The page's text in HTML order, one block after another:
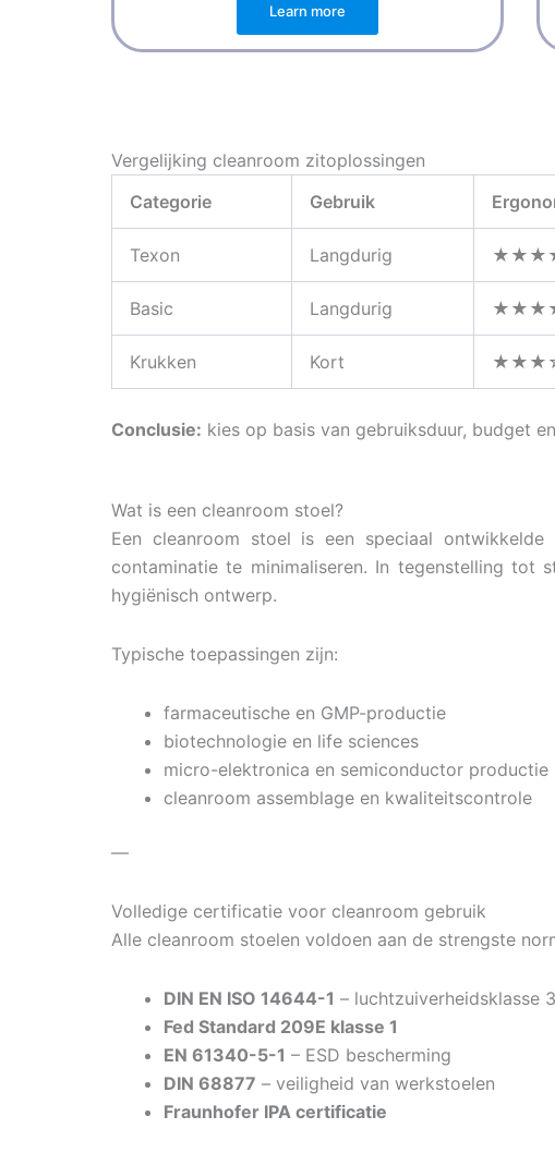
Learn more
Vergelijking cleanroom zitoplossingen
Categorie
Gebruik
Texon Langdurig
Basic Langdurig
Krukken Kort
Conclusie: kies op basis van gebruiksduur, budget
Wat is een cleanroom stoel?
Een cleanroom stoel is een speciaal
contaminatie te minimaliseren. In tegenstelling tot
hygiënisch ontwerp.
Typische toepassingen zijn:
farmaceutische en GMP-productie
biotechnologie en life sciences
micro-elektronica en semiconductor productie
cleanroom assemblage en kwaliteitscontrole
—
Volledige certificatie voor cleanroom gebruik
Alle cleanroom stoelen voldoen aan de strengste
DIN EN ISO 14644-1 – luchtzuiverheidsklasse 3
Fed Standard 209E klasse 1
EN 61340-5-1 – ESD bescherming
DIN 68877 – veiligheid van werkstoelen
Fraunhofer IPA certificatie